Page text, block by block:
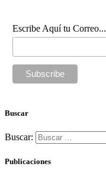
Escribe Aquí tu Correo...
Buscar
Buscar:
Publicaciones